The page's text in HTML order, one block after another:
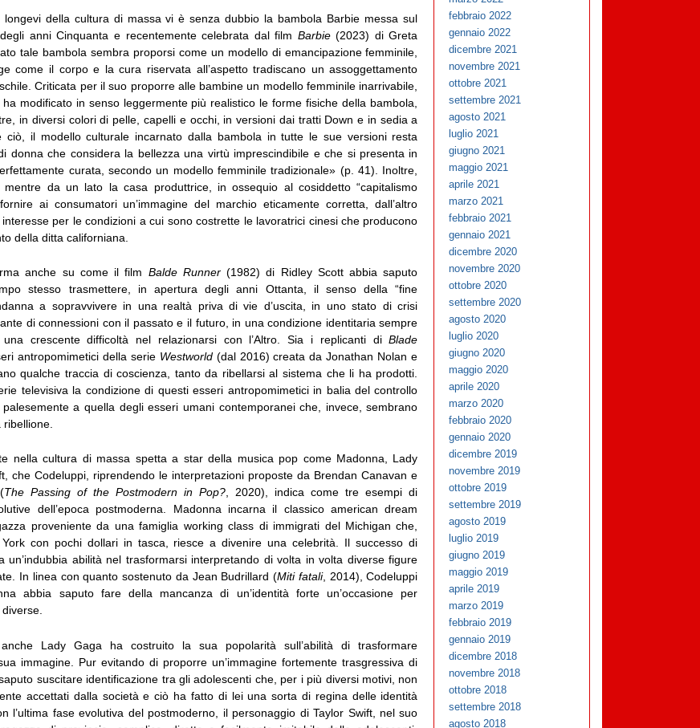
della cultura di massa vi è senza dubbio la bambola Barbie messa sul
anni Cinquanta e recentemente celebrata dal film Barbie(2023) di Greta
tale bambola sembra proporsi come un modello di emancipazione femminile,
come il corpo e la cura riservata all’aspetto tradiscano un assoggettamento
Criticata per il suo proporre alle bambine un modello femminile inarrivabile,
modificato in senso leggermente più realistico le forme fisiche della bambola,
in diversi colori di pelle, capelli e occhi, in versioni dai tratti Down e in sedia a
ciò, il modello culturale incarnato dalla bambola in tutte le sue versioni resta
donna che considera la bellezza una virtù imprescindibile e che si presenta in
curata, secondo un modello femminile tradizionale» (p. 41). Inoltre,
mentre da un lato la casa produttrice, in ossequio al cosiddetto “capitalismo
ai consumatori un’immagine del marchio eticamente corretta, dall’altro
per le condizioni a cui sono costrette le lavoratrici cinesi che producono
della ditta californiana.
anche su come il film Balde Runner(1982) di Ridley Scott abbia saputo
stesso trasmettere, in apertura degli anni Ottanta, il senso della “fine
a sopravvivere in una realtà priva di vie d’uscita, in uno stato di crisi
di connessioni con il passato e il futuro, in una condizione identitaria sempre
crescente difficoltà nel relazionarsi con l’Altro. Sia i replicanti diBlade
antropomimetici della serie Westworld(dal 2016) creata da Jonathan Nolan e
qualche traccia di coscienza, tanto da ribellarsi al sistema che li ha prodotti.
televisiva la condizione di questi esseri antropomimetici in balia del controllo
a quella degli esseri umani contemporanei che, invece, sembrano
nella cultura di massa spetta a star della musica pop come Madonna, Lady
che Codeluppi, riprendendo le interpretazioni proposte da Brendan Canavan e
The Passing of the Postmodern in Pop?, 2020), indica come tre esempi di
dell’epoca postmoderna. Madonna incarna il classico american dream
proveniente da una famiglia working class di immigrati del Michigan che,
con pochi dollari in tasca, riesce a divenire una celebrità. Il successo di
un’indubbia abilità nel trasformarsi interpretando di volta in volta diverse figure
In linea con quanto sostenuto da Jean Budrillard (Miti fatali, 2014), Codeluppi
abbia saputo fare della mancanza di un’identità forte un’occasione per
Lady Gaga ha costruito la sua popolarità sull’abilità di trasformare
immagine. Pur evitando di proporre un’immagine fortemente trasgressiva di
suscitare identificazione tra gli adolescenti che, per i più diversi motivi, non
accettati dalla società e ciò ha fatto di lei una sorta di regina delle identità
l’ultima fase evolutiva del postmoderno, il personaggio di Taylor Swift, nel suo
febbraio 2022
gennaio 2022
dicembre 2021
novembre 2021
ottobre 2021
settembre 2021
agosto 2021
luglio 2021
giugno 2021
maggio 2021
aprile 2021
marzo 2021
febbraio 2021
gennaio 2021
dicembre 2020
novembre 2020
ottobre 2020
settembre 2020
agosto 2020
luglio 2020
giugno 2020
maggio 2020
aprile 2020
marzo 2020
febbraio 2020
gennaio 2020
dicembre 2019
novembre 2019
ottobre 2019
settembre 2019
agosto 2019
luglio 2019
giugno 2019
maggio 2019
aprile 2019
marzo 2019
febbraio 2019
gennaio 2019
dicembre 2018
novembre 2018
ottobre 2018
settembre 2018
agosto 2018